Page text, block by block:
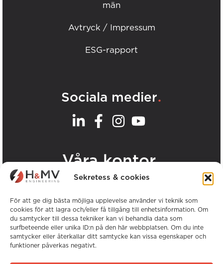
Sekretess & cookies
För att ge dig bästa möjliga upplevelse använder vi teknik som
cookies för att lagra och/eller få tillgång till enhetsinformation. Om
du samtycker till dessa tekniker kan vi behandla data som
surfbeteende eller unika ID:n på den här webbplatsen. Om du inte
samtycker eller återkallar ditt samtycke kan vissa egenskaper och
funktioner påverkas negativt.
män
Avtryck / Impressum
ESG-rapport
Sociala medier.
Våra kontor.
Copyright © H&MV Engineering. Alla rättigheter